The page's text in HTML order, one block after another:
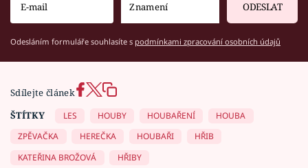
ODESLAT
Odesláním formuláře souhlasíte s podmínkami zpracování osobních údajů
Sdílejte článek
ŠTÍTKY
LES HOUBY HOUBAŘENÍ
HOUBA
ZPĚVAČKA
HEREČKA HOUBAŘI
HŘIB
KATEŘINA BROŽOVÁ
HŘIBY